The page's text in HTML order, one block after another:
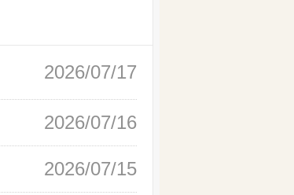
2026/07/17
2026/07/16
2026/07/15